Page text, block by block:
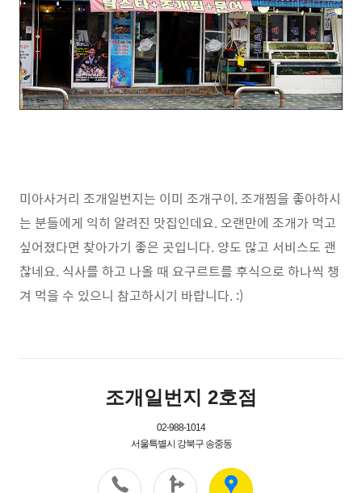
미아사거리 조개일번지는 이미 조개구이, 조개찜을 좋아하시
는 분들에게 익히 알려진 맛집인데요. 오랜만에 조개가 먹고
싶어졌다면 찾아가기 좋은 곳입니다. 양도 많고 서비스도 괜
찮네요. 식사를 하고 나올 때 요구르트를 후식으로 하나씩 챙
겨 먹을 수 있으니 참고하시기 바랍니다. :)